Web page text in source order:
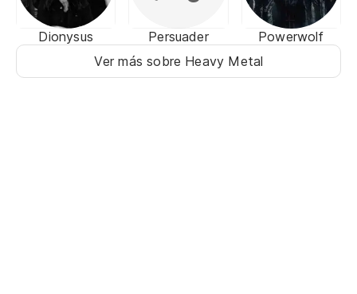
Dionysus Persuader
Powerwolf
Ver más sobre Heavy Metal